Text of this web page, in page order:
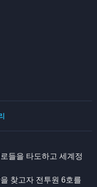
들을 타도하고 세계정
찾고자 전투원 6호를